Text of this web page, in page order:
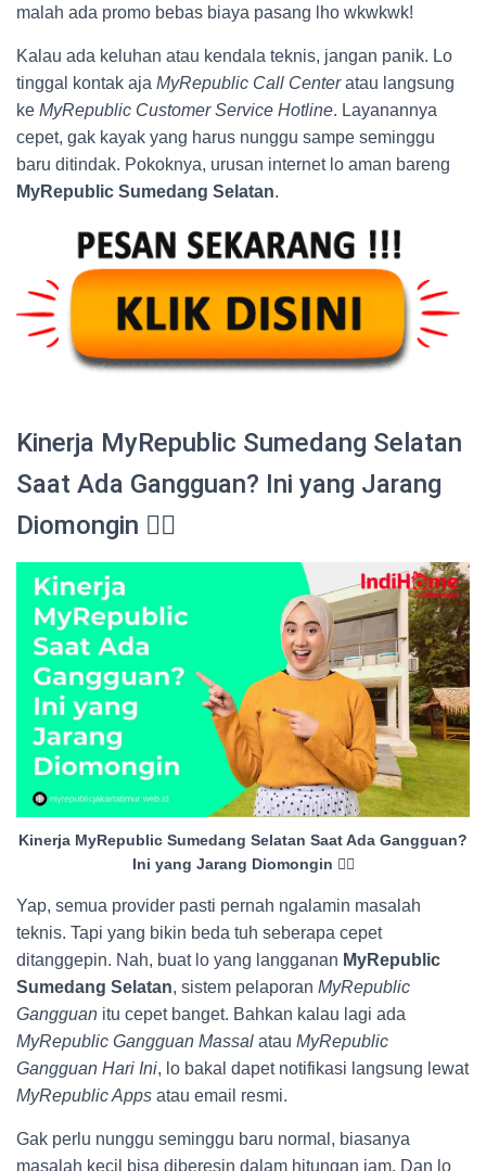
malah ada promo bebas biaya pasang lho wkwkwk!
Kalau ada keluhan atau kendala teknis, jangan panik. Lo
tinggal kontak aja MyRepublic Call Centeratau langsung
ke MyRepublic Customer Service Hotline. Layanannya
cepet, gak kayak yang harus nunggu sampe seminggu
baru ditindak. Pokoknya, urusan internet lo aman bareng
MyRepublic Sumedang Selatan.
Kinerja MyRepublic Sumedang Selatan
Saat Ada Gangguan? Ini yang Jarang
Diomongin 😮‍💨
Kinerja MyRepublic Sumedang Selatan Saat Ada Gangguan?
Ini yang Jarang Diomongin 😮‍💨
Yap, semua provider pasti pernah ngalamin masalah
teknis. Tapi yang bikin beda tuh seberapa cepet
ditanggepin. Nah, buat lo yang langganan MyRepublic
Sumedang Selatan, sistem pelaporan MyRepublic
Gangguan itu cepet banget. Bahkan kalau lagi ada
MyRepublic Gangguan Massal atau MyRepublic
Gangguan Hari Ini, lo bakal dapet notifikasi langsung lewat
MyRepublic Apps atau email resmi.
Gak perlu nunggu seminggu baru normal, biasanya
masalah kecil bisa diberesin dalam hitungan jam. Dan lo